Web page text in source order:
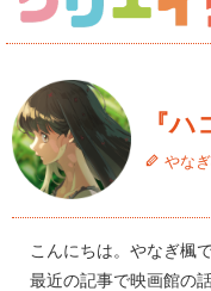
『
やな
こんにちは。やなぎ楓で
最近の記事で映画館の